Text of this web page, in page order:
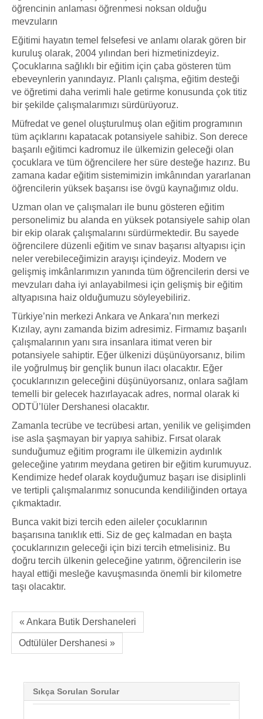
öğrencinin anlaması öğrenmesi noksan olduğu
mevzuların
Eğitimi hayatın temel felsefesi ve anlamı olarak gören bir
kuruluş olarak, 2004 yılından beri hizmetinizdeyiz.
Çocuklarına sağlıklı bir eğitim için çaba gösteren tüm
ebeveynlerin yanındayız. Planlı çalışma, eğitim desteği
ve öğretimi daha verimli hale getirme konusunda çok titiz
bir şekilde çalışmalarımızı sürdürüyoruz.
Müfredat ve genel oluşturulmuş olan eğitim programının
tüm açıklarını kapatacak potansiyele sahibiz. Son derece
başarılı eğitimci kadromuz ile ülkemizin geleceği olan
çocuklara ve tüm öğrencilere her süre desteğe hazırız. Bu
zamana kadar eğitim sistemimizin imkânından yararlanan
öğrencilerin yüksek başarısı ise övgü kaynağımız oldu.
Uzman olan ve çalışmaları ile bunu gösteren eğitim
personelimiz bu alanda en yüksek potansiyele sahip olan
bir ekip olarak çalışmalarını sürdürmektedir. Bu sayede
öğrencilere düzenli eğitim ve sınav başarısı altyapısı için
neler verebileceğimizin arayışı içindeyiz. Modern ve
gelişmiş imkânlarımızın yanında tüm öğrencilerin dersi ve
mevzuları daha iyi anlayabilmesi için gelişmiş bir eğitim
altyapısına haiz olduğumuzu söyleyebiliriz.
Türkiye’nin merkezi Ankara ve Ankara’nın merkezi
Kızılay, aynı zamanda bizim adresimiz. Firmamız başarılı
çalışmalarının yanı sıra insanlara itimat veren bir
potansiyele sahiptir. Eğer ülkenizi düşünüyorsanız, bilim
ile yoğrulmuş bir gençlik bunun ilacı olacaktır. Eğer
çocuklarınızın geleceğini düşünüyorsanız, onlara sağlam
temelli bir gelecek hazırlayacak adres, normal olarak ki
ODTÜ’lüler Dershanesi olacaktır.
Zamanla tecrübe ve tecrübesi artan, yenilik ve gelişimden
ise asla şaşmayan bir yapıya sahibiz. Fırsat olarak
sunduğumuz eğitim programı ile ülkemizin aydınlık
geleceğine yatırım meydana getiren bir eğitim kurumuyuz.
Kendimize hedef olarak koyduğumuz başarı ise disiplinli
ve tertipli çalışmalarımız sonucunda kendiliğinden ortaya
çıkmaktadır.
Bunca vakit bizi tercih eden aileler çocuklarının
başarısına tanıklık etti. Siz de geç kalmadan en başta
çocuklarınızın geleceği için bizi tercih etmelisiniz. Bu
doğru tercih ülkenin geleceğine yatırım, öğrencilerin ise
hayal ettiği mesleğe kavuşmasında önemli bir kilometre
taşı olacaktır.
« Ankara Butik Dershaneleri
Odtülüler Dershanesi »
Sıkça Sorulan Sorular